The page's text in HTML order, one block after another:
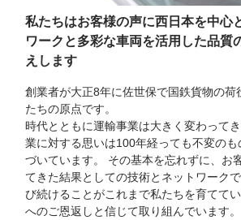
私たちはお客様の声に西日本を中心
ワークと多彩な車両を活用した品質
えします
創業者が大正8年に佐世保で国鉄貨物の荷
たちの原点です。
時代とともに運輸事業は大きく変わって
業に対する思いは100年経っても不変の
づいています。 その基本を忘れずに、お
てきた結果としての技術とネットワーク
び続けることがこれまで私たちを育てて
へのご恩返しと信じて取り組んでいます。